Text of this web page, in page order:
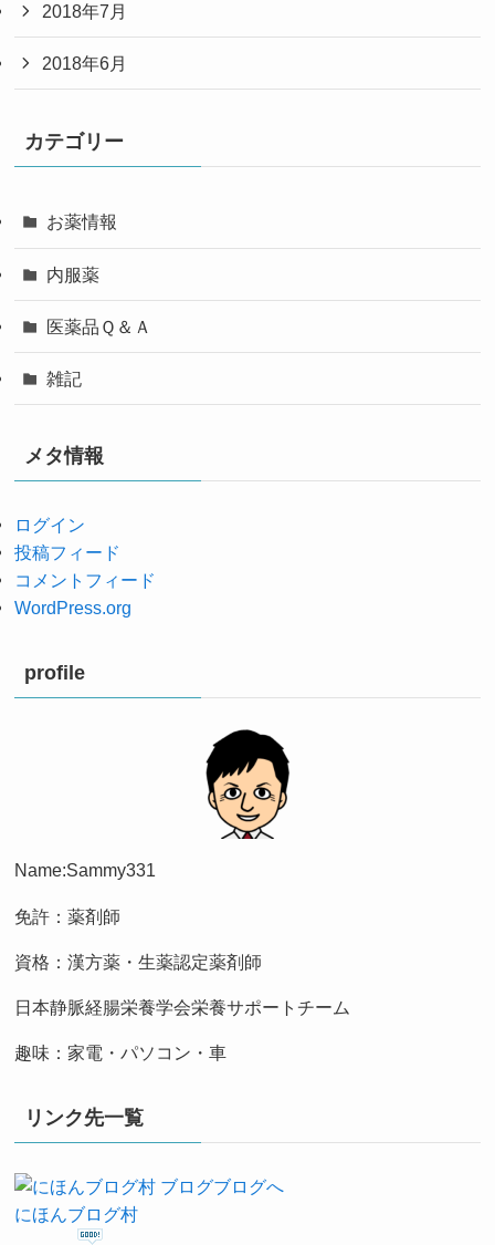
2018年7月
2018年6月
カテゴリー
お薬情報
内服薬
医薬品Ｑ＆Ａ
雑記
メタ情報
ログイン
投稿フィード
コメントフィード
WordPress.org
profile
Name:Sammy331
免許：薬剤師
資格：漢方薬・生薬認定薬剤師
日本静脈経腸栄養学会栄養サポートチーム
趣味：家電・パソコン・車
リンク先一覧
にほんブログ村